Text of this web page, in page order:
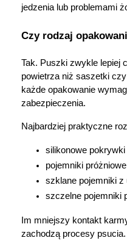
jedzenia lub problemami
Czy rodzaj
Tak. Puszki zwykle lepiej
powietrza niż saszetki
każde opakowanie
zabezpieczenia.
Najbardziej praktyczne
silikonowe
pojemniki
szklane pojemniki z
szczelne pojemniki
Im mniejszy kontakt
zachodzą procesy psucia.